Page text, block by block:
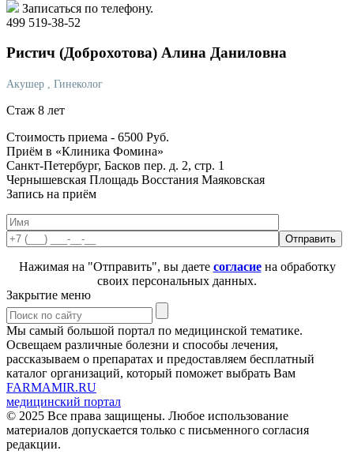
Записаться по телефону.
499 519-38-52
Ристич (Доброхотова) Алина Даниловна
Акушер , Гинеколог
Стаж 8 лет
Стоимость приема - 6500 Руб.
Приём в «Клиника Фомина»
Санкт-Петербург, Басков пер. д. 2, стр. 1
Чернышевская Площадь Восстания Маяковская
Запись на приём
Нажимая на "Отправить", вы даете согласиена обработку
своих персональных данных.
Закрытие меню
Мы самый большой портал по медицинской тематике.
Освещаем различные болезни и способы лечения,
рассказываем о препаратах и предоставляем бесплатный
каталог организаций, который поможет выбрать Вам
FARMAMIR.RU
медицинский портал
© 2025 Все права защищены. Любое использование
материалов допускается только с письменного согласия
редакции.